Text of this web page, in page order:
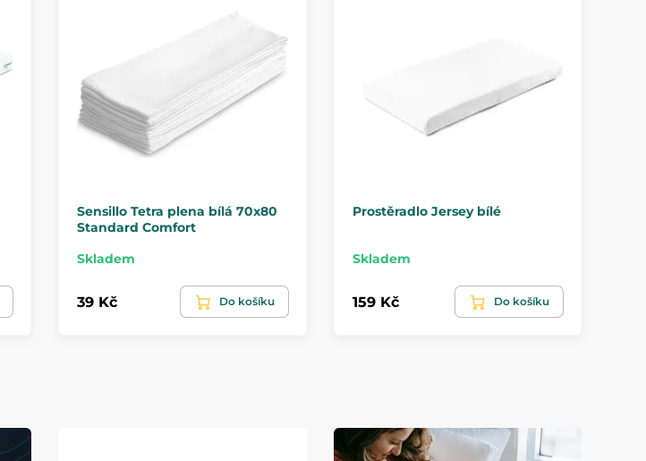
Sensillo Tetra plena bílá 70x80
Standard Comfort
Skladem
39 Kč Do košíku
Prostěradlo Jersey bílé
Skladem
159 Kč Do košíku